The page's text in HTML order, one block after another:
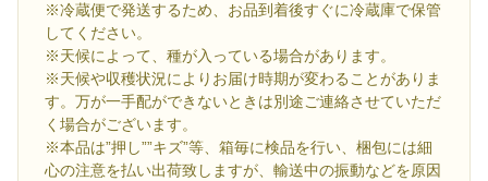
※冷蔵便で発送するため、お品到着後すぐに冷蔵庫で保管
してください。
※天候によって、種が入っている場合があります。
※天候や収穫状況によりお届け時期が変わることがありま
す。万が一手配ができないときは別途ご連絡させていただ
く場合がございます。
※本品は”押し””キズ”等、箱毎に検品を行い、梱包には細
心の注意を払い出荷致しますが、輸送中の振動などを原因